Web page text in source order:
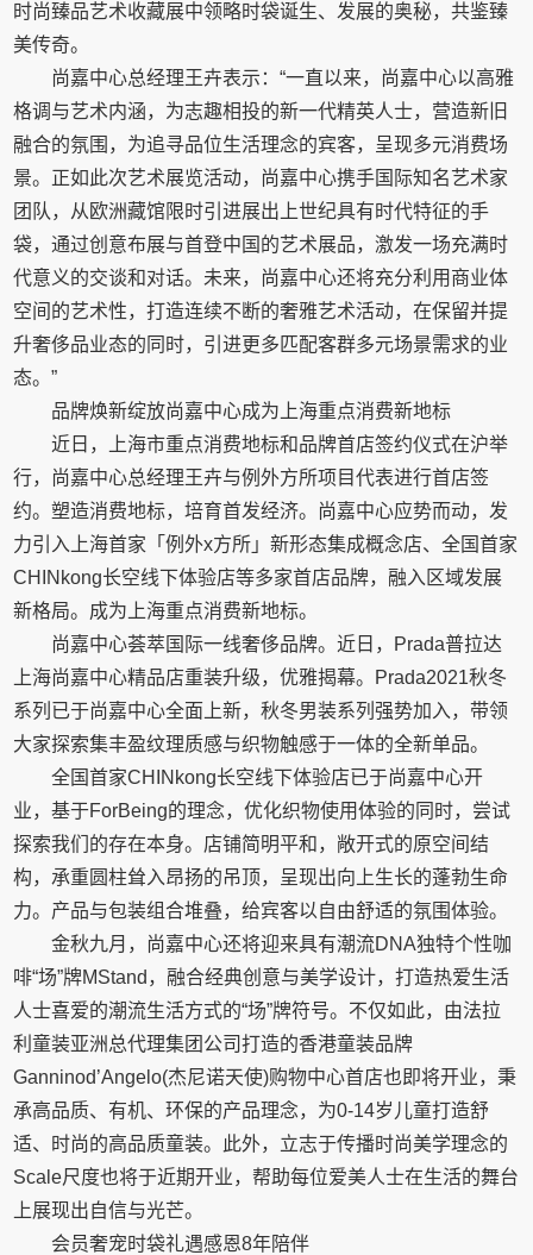
时尚臻品艺术收藏展中领略时袋诞生、发展的奥秘，共鉴臻
美传奇。
尚嘉中心总经理王卉表示：“一直以来，尚嘉中心以高雅
格调与艺术内涵，为志趣相投的新一代精英人士，营造新旧
融合的氛围，为追寻品位生活理念的宾客，呈现多元消费场
景。正如此次艺术展览活动，尚嘉中心携手国际知名艺术家
团队，从欧洲藏馆限时引进展出上世纪具有时代特征的手
袋，通过创意布展与首登中国的艺术展品，激发一场充满时
代意义的交谈和对话。未来，尚嘉中心还将充分利用商业体
空间的艺术性，打造连续不断的奢雅艺术活动，在保留并提
升奢侈品业态的同时，引进更多匹配客群多元场景需求的业
态。”
品牌焕新绽放尚嘉中心成为上海重点消费新地标
近日，上海市重点消费地标和品牌首店签约仪式在沪举
行，尚嘉中心总经理王卉与例外方所项目代表进行首店签
约。塑造消费地标，培育首发经济。尚嘉中心应势而动，发
力引入上海首家「例外x方所」新形态集成概念店、全国首家
CHINkong长空线下体验店等多家首店品牌，融入区域发展
新格局。成为上海重点消费新地标。
尚嘉中心荟萃国际一线奢侈品牌。近日，Prada普拉达
上海尚嘉中心精品店重装升级，优雅揭幕。Prada2021秋冬
系列已于尚嘉中心全面上新，秋冬男装系列强势加入，带领
大家探索集丰盈纹理质感与织物触感于一体的全新单品。
全国首家CHINkong长空线下体验店已于尚嘉中心开
业，基于ForBeing的理念，优化织物使用体验的同时，尝试
探索我们的存在本身。店铺简明平和，敞开式的原空间结
构，承重圆柱耸入昂扬的吊顶，呈现出向上生长的蓬勃生命
力。产品与包装组合堆叠，给宾客以自由舒适的氛围体验。
金秋九月，尚嘉中心还将迎来具有潮流DNA独特个性咖
啡“场”牌MStand，融合经典创意与美学设计，打造热爱生活
人士喜爱的潮流生活方式的“场”牌符号。不仅如此，由法拉
利童装亚洲总代理集团公司打造的香港童装品牌
Ganninod’Angelo(杰尼诺天使)购物中心首店也即将开业，秉
承高品质、有机、环保的产品理念，为0-14岁儿童打造舒
适、时尚的高品质童装。此外，立志于传播时尚美学理念的
Scale尺度也将于近期开业，帮助每位爱美人士在生活的舞台
上展现出自信与光芒。
会员奢宠时袋礼遇感恩8年陪伴